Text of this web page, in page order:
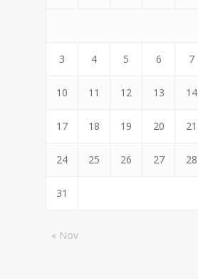
3 4 5 6 7
10 11 12 13 14
17 18 19 20 21
24 25 26 27 28
31
« Nov